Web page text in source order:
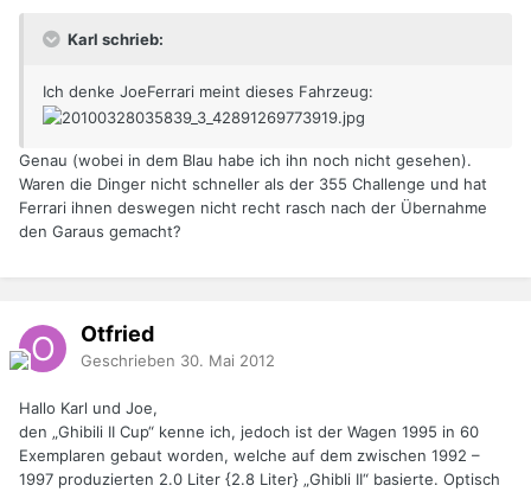
Karl schrieb:
Ich denke JoeFerrari meint dieses Fahrzeug:
Genau (wobei in dem Blau habe ich ihn noch nicht gesehen).
Waren die Dinger nicht schneller als der 355 Challenge und hat
Ferrari ihnen deswegen nicht recht rasch nach der Übernahme
den Garaus gemacht?
Otfried
Geschrieben 30. Mai 2012
Hallo Karl und Joe,
den „Ghibili II Cup“ kenne ich, jedoch ist der Wagen 1995 in 60
Exemplaren gebaut worden, welche auf dem zwischen 1992 –
1997 produzierten 2.0 Liter {2.8 Liter} „Ghibli II“ basierte. Optisch